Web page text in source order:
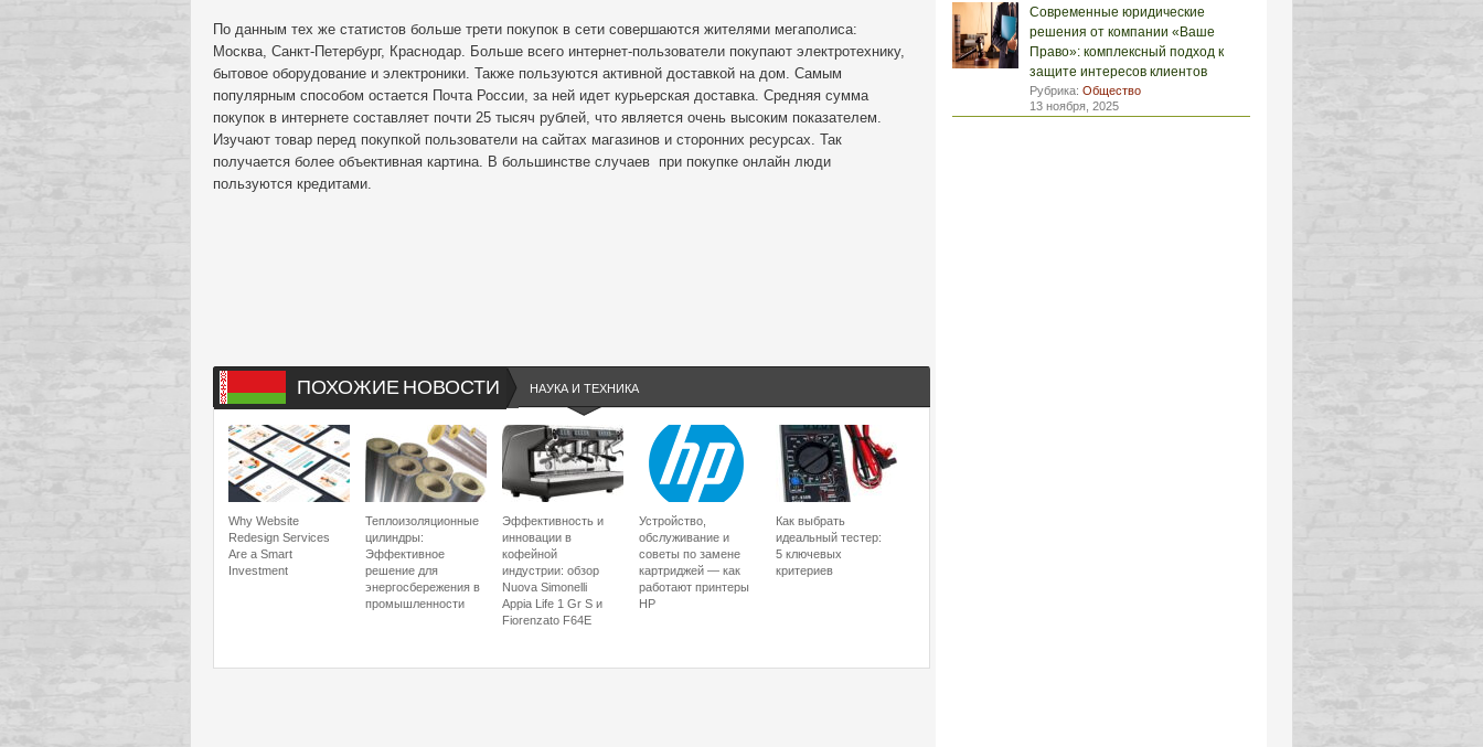
По данным тех же статистов больше трети покупок в сети совершаются жителями мегаполиса:
Москва, Санкт-Петербург, Краснодар. Больше всего интернет-пользователи покупают электротехнику,
бытовое оборудование и электроники. Также пользуются активной доставкой на дом. Самым
популярным способом остается Почта России, за ней идет курьерская доставка. Средняя сумма
покупок в интернете составляет почти 25 тысяч рублей, что является очень высоким показателем.
Изучают товар перед покупкой пользователи на сайтах магазинов и сторонних ресурсах. Так
получается более объективная картина. В большинстве случаев при покупке онлайн люди
пользуются кредитами.
ПОХОЖИЕ НОВОСТИ НАУКА И ТЕХНИКА
Why Website
Redesign Services
Are a Smart
Investment
Теплоизоляционные
цилиндры:
Эффективное
решение для
энергосбережения в
промышленности
Эффективность и
инновации в
кофейной
индустрии: обзор
Nuova Simonelli
Appia Life 1 Gr S и
Fiorenzato F64E
Устройство,
обслуживание и
советы по замене
картриджей — как
работают принтеры
HP
Как выбрать
идеальный тестер:
5 ключевых
критериев
Современные юридические
решения от компании «Ваше
Право»: комплексный подход к
защите интересов клиентов
Рубрика: Общество
13 ноября, 2025